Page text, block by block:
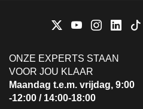
ONZE EXPERTS STAAN
VOOR JOU KLAAR
Maandag t.e.m. vrijdag, 9:00
-12:00 / 14:00-18:00